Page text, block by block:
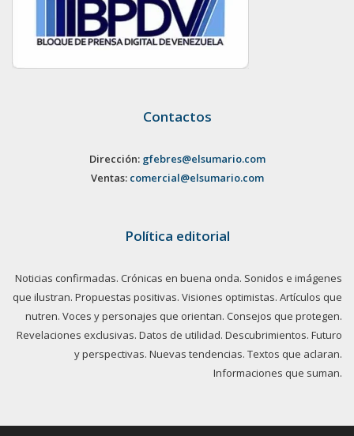
Contactos
Dirección: gfebres@elsumario.com
Ventas: comercial@elsumario.com
Política editorial
Noticias confirmadas. Crónicas en buena onda. Sonidos e imágenes
que ilustran. Propuestas positivas. Visiones optimistas. Artículos que
nutren. Voces y personajes que orientan. Consejos que protegen.
Revelaciones exclusivas. Datos de utilidad. Descubrimientos. Futuro
y perspectivas. Nuevas tendencias. Textos que aclaran.
Informaciones que suman.